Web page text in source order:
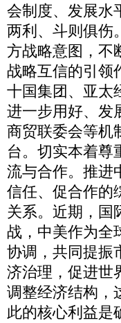
会制度、发展水
两利、斗则俱伤
方战略意图，不
战略互信的引领
十国集团、亚太
进一步用好、发
商贸联委会等机
台。切实本着尊
流与合作。推进
信任、促合作的
关系。近期，国
战，中美作为全
协调，共同提振
济治理，促进世
调整经济结构，
此的核心利益是